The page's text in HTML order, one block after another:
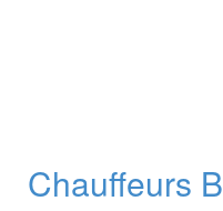
Chauffeurs